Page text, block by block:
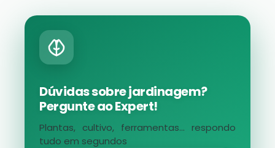
Dúvidas sobre jardinagem?
Pergunte ao Expert!
Plantas, cultivo, ferramentas... respondo
tudo em segundos